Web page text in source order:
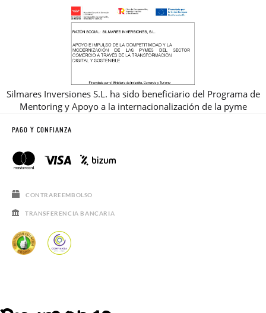
Silmares Inversiones S.L. ha sido beneficiario del Programa de
Mentoring y Apoyo a la internacionalización de la pyme
PAGO Y CONFIANZA
CONTRAREEMBOLSO
TRANSFERENCIA BANCARIA